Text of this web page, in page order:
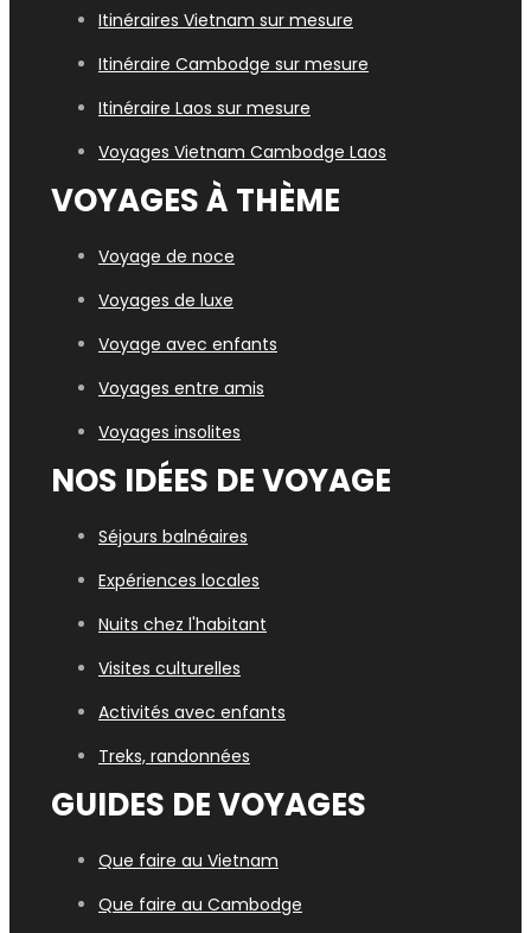
Itinéraires Vietnam sur mesure
Itinéraire Cambodge sur mesure
Itinéraire Laos sur mesure
Voyages Vietnam Cambodge Laos
VOYAGES À THÈME
Voyage de noce
Voyages de luxe
Voyage avec enfants
Voyages entre amis
Voyages insolites
NOS IDÉES DE VOYAGE
Séjours balnéaires
Expériences locales
Nuits chez l'habitant
Visites culturelles
Activités avec enfants
Treks, randonnées
GUIDES DE VOYAGES
Que faire au Vietnam
Que faire au Cambodge